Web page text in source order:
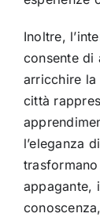
Inoltre,
consente di
arricchire
città
l’eleganza
appagante,